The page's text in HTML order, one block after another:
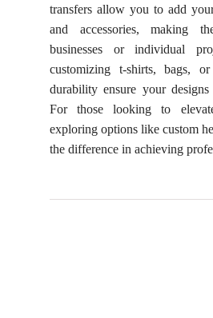
transfers allow you to add
and accessories, making
businesses or individual
customizing t-shirts, bags,
durability ensure your
For those looking to
exploring options like custom
the difference in achieving